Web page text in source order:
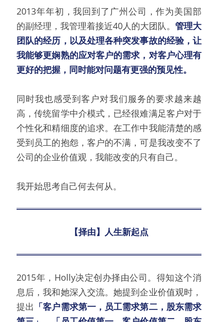
2013年年初，我回到了广州公司，作为美国部
的副经理，我管理着接近40人的大团队。 管理大
团队的经历，以及处理各种突发事故的经验，让
我能够更娴熟的应对客户的需求，对客户心理有
更好的把握，同时能对问题有更强的预见性。
同时我也感受到客户对我们服务的要求越来越
高，传统留学中介模式，已经很难满足客户对于
个性化和精细度的追求。在工作中我能清楚的感
受到员工的抱怨，客户的不满，可是我改变不了
公司的企业价值观，我能改变的只有自己。
我开始思考自己何去何从。
【择由】人生新起点
2015年，Holly决定创办择由公司。得知这个消
息后，我和她深入交流。她提到企业价值观时，
提出 「客户需求第一，员工需求第二，股东需求